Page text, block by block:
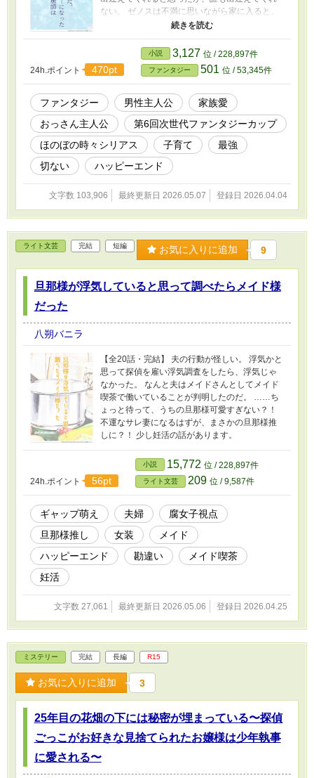
ない。 ゼノスは不満に思いながら家に入ると、
妻の身体は冷たくなっていた。 15歳の長男ルミ
ナスはゼノスの代わりに一家の柱として妹を守
り抜き、父に深い拒絶のこもった瞳を向けてい
た。 そして、8歳の長女ミリアは父の顔も忘れて
いた。 ゼノスは決意する。英雄の肩書きを捨
て、一人の不器用な父親としてバラバラになっ
た家族の心を繋ぎ合わせることを。 これは世界
最強の治癒師が家族を修復する物語である。
24h.ポイント 470pt
小説 3,127 位 / 228,897件
ファンタジー 501 位 / 53,345件
ファンタジー 男性主人公
家族愛
おっさん主人公
第6回次世代ファンタジーカップ
ほのぼの時々シリアス
子育て
最強
切ない
ハッピーエンド
文字数 103,906 最終更新日 2026.05.07 登録日 2026.04.04
ライト文芸 完結 短編 お気に入りに追加 9
旦那様が浮気していると思って調べたらメイド様
だった
八朔バニラ
【全20話・完結】 夫の行動が怪しい。 浮気かと
思って探偵を雇い浮気調査をしたら、浮気じゃ
なかった。 なんと夫はメイドさんとしてメイド
喫茶で働いていることが判明したのだ。 ……ち
ょっと待って、うちの旦那様可愛すぎない？！
不運なサレ妻になるはずが、まさかの旦那様推
しに？！ 少し妊活の話があります。
24h.ポイント 56pt
小説 15,772 位 / 228,897件
ライト文芸 209 位 / 9,587件
ギャップ萌え 夫婦
腐女子視点
旦那様推し
女装
メイド
ハッピーエンド
勘違い
メイド喫茶
妊活
文字数 27,061 最終更新日 2026.05.06 登録日 2026.04.25
ミステリー 完結 長編 R15
お気に入りに追加 3
25年目の花畑の下には秘密が埋まっている〜探偵
ごっこがお好きな見捨てられたお嬢様は少年執事
に愛される〜